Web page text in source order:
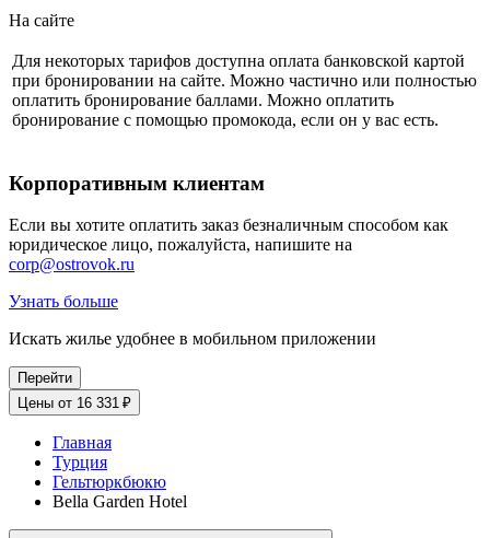
На сайте
Для некоторых тарифов доступна оплата банковской картой
при бронировании на сайте. Можно частично или полностью
оплатить бронирование баллами. Можно оплатить
бронирование с помощью промокода, если он у вас есть.
Корпоративным клиентам
Если вы хотите оплатить заказ безналичным способом как
юридическое лицо, пожалуйста, напишите на
corp@ostrovok.ru
Узнать больше
Искать жилье удобнее в мобильном приложении
Перейти
Цены от 16 331 ₽
Главная
Турция
Гельтюркбюкю
Bella Garden Hotel